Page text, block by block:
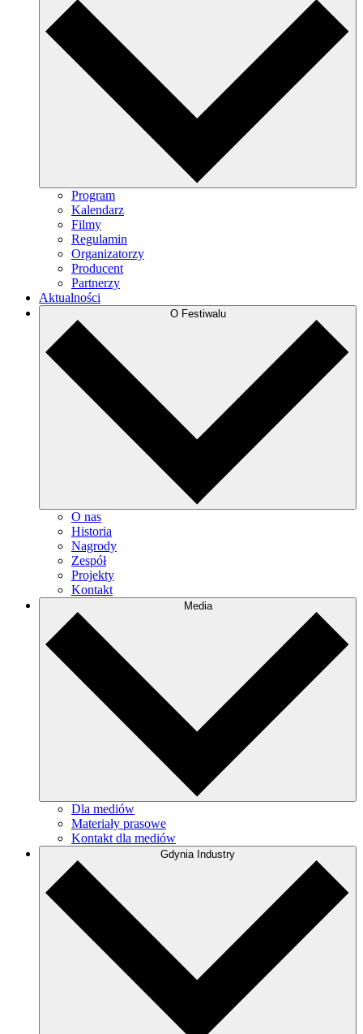
Program
Kalendarz
Filmy
Regulamin
Organizatorzy
Producent
Partnerzy
Aktualności
O Festiwalu
O nas
Historia
Nagrody
Zespół
Projekty
Kontakt
Media
Dla mediów
Materiały prasowe
Kontakt dla mediów
Gdynia Industry